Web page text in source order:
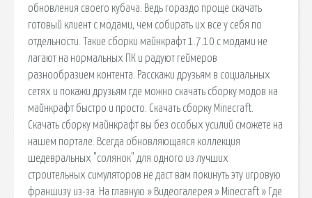
обновления своего кубача. Ведь гораздо проще скачать
готовый клиент с модами, чем собирать их все у себя по
отдельности. Такие сборки майнкрафт 1.7.10 с модами не
лагают на нормальных ПК и радуют геймеров
разнообразием контента. Расскажи друзьям в социальных
сетях и покажи друзьям где можно скачать сборку модов на
майнкрафт быстро и просто. Скачать сборку Minecraft.
Скачать сборку майнкрафт вы без особых усилий сможете на
нашем портале. Всегда обновляющаяся коллекция
шедевральных "солянок" для одного из лучших
строительных симуляторов не даст вам покинуть эту игровую
франшизу из-за. На главную » Видеогалерея » Minecraft » Где